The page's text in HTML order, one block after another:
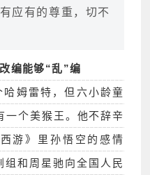
应有的尊重，切不
编能够“乱”编
姆雷特，但六小龄童
一个美猴王。他不辞辛
游》里孙悟空的感情
和周星驰向全国人民